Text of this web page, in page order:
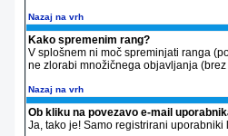
Nazaj na vrh
Kako spremenim rang?
V splošnem ni moč spreminjati ranga
ne zlorabi množičnega objavljanja
Nazaj na vrh
Ob kliku na povezavo e-mail
Ja, tako je! Samo registrirani